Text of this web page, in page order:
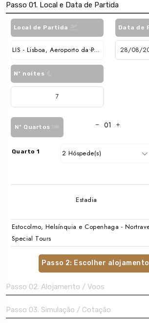
Passo 01. Local e Data de Partida
Local de Partida
LIS - Lisboa, Aeroporto da Portela
Data de
Nº noites
Nº Quartos
Quarto 1 2 Hóspede(s)
Estadia
Estocolmo, Helsínquia e Copenhaga -
Special Tours
Passo 2: Escolher
Passo 02. Alojamento / Voos
Passo 03. Simulação / Cotação